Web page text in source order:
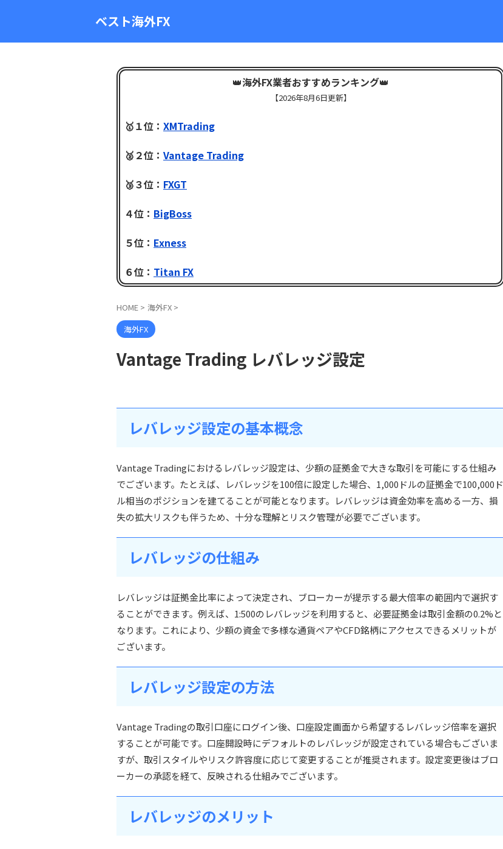
ベスト海外FX
👑海外FX業者おすすめランキング👑
【2026年8月6日更新】
🥇１位： XMTrading
🥈２位： Vantage Trading
🥉３位： FXGT
４位： BigBoss
５位： Exness
６位： Titan FX
HOME > 海外FX >
海外FX
Vantage Trading レバレッジ設定
レバレッジ設定の基本概念
Vantage Tradingにおけるレバレッジ設定は、少額の証拠金で大きな取引を可能にする仕組み
でございます。たとえば、レバレッジを100倍に設定した場合、1,000ドルの証拠金で100,000ド
ル相当のポジションを建てることが可能となります。レバレッジは資金効率を高める一方、損
失の拡大リスクも伴うため、十分な理解とリスク管理が必要でございます。
レバレッジの仕組み
レバレッジは証拠金比率によって決定され、ブローカーが提示する最大倍率の範囲内で選択す
ることができます。例えば、1:500のレバレッジを利用すると、必要証拠金は取引金額の0.2%と
なります。これにより、少額の資金で多様な通貨ペアやCFD銘柄にアクセスできるメリットが
ございます。
レバレッジ設定の方法
Vantage Tradingの取引口座にログイン後、口座設定画面から希望するレバレッジ倍率を選択
することが可能です。口座開設時にデフォルトのレバレッジが設定されている場合もございま
すが、取引スタイルやリスク許容度に応じて変更することが推奨されます。設定変更後はブロ
ーカーの承認を経て、反映される仕組みでございます。
レバレッジのメリット